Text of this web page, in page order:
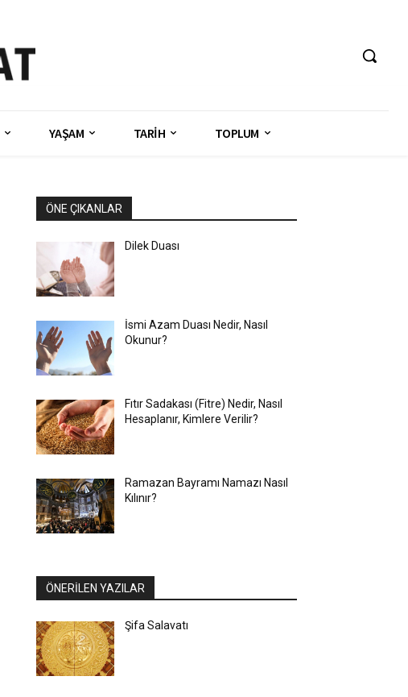
YAŞAM TARİH TOPLUM
ÖNE ÇIKANLAR
Dilek Duası
İsmi Azam Duası Nedir, Nasıl
Okunur?
Fıtır Sadakası (Fitre) Nedir, Nasıl
Hesaplanır, Kimlere Verilir?
Ramazan Bayramı Namazı Nasıl
Kılınır?
ÖNERİLEN YAZILAR
Şifa Salavatı